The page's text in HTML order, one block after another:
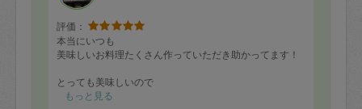
評価：
本当にいつも
美味しいお料理たくさん作っていただき助かってます！
とっても美味しいので
今回もすぐなくなる予感がします！笑
もっと見る